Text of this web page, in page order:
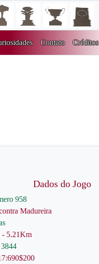
Contato Créditos
Dados do Jogo
958
Madureira
- 5.21Km